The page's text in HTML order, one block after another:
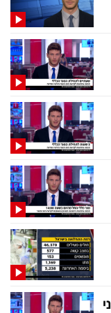
גיא פינס
12
במשכנתאות